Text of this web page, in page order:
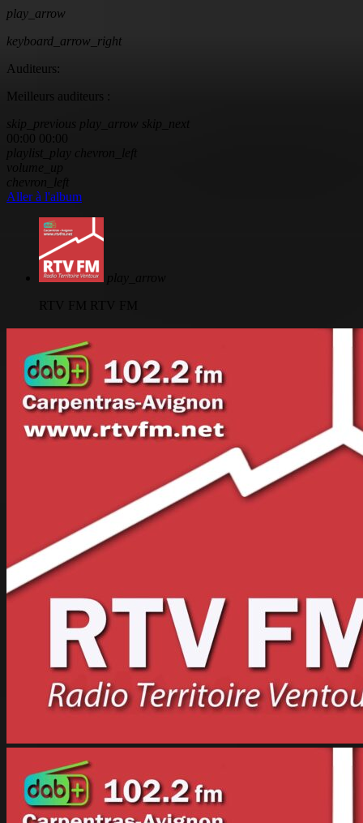
play_arrow
keyboard_arrow_right
Auditeurs:
Meilleurs auditeurs :
skip_previous play_arrow skip_next
00:00 00:00
Aller à l'album